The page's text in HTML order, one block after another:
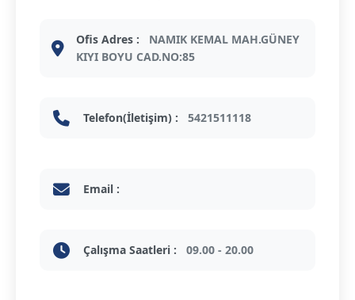
Ofis Adres :
NAMIK KEMAL MAH.GÜNEY
KIYI BOYU CAD.NO:85
Telefon(İletişim) : 5421511118
Email :
Çalışma Saatleri : 09.00 - 20.00